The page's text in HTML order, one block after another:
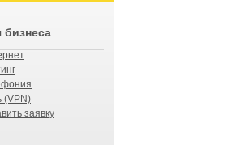
бизнеса
(VPN)
заявку